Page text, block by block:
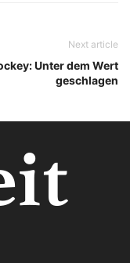
Next article
Unter dem Wert
geschlagen